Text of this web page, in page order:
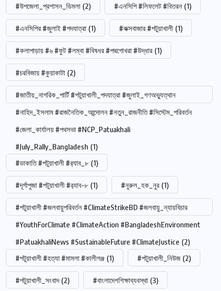
#উপজেলা_প্রশাসন_ডিমলা (2) #এনসিপি #লিফলেট #বিতরন (1)
#এনসিপির #জুলাই #পদযাত্রা (1) #কক্সবাজার #পটুয়াখালী (1)
#কলাপাড়ায় #৬ #ফুট #লম্বা #বিষধর #পদ্মগোখরা #উদ্ধার (1)
#চরবিজায় #কুয়াকাটা (2)
#জাতীয়_নাগরিক_পার্টি #পটুয়াখালী_পদযাত্রা #জুলাই_গণঅভ্যুত্থান
#নাহিদ_ইসলাম #রাজনৈতিক_আন্দোলন #নতুন_রাজনীতি #সিস্টেম_পরিবর্তন
#জেলা_কার্যালয় #পথসভা #NCP_Patuakhali
#July_Rally_Bangladesh (1)
#ডাকাতি #পটুয়াখালী #র‍্যাব_৮ (1)
#দূর্গাপুজা #পটুয়াখালী #র‍্যাব-৮ (1) #নুরুল_হক_নুর (1)
#পটুয়াখালী #জলবায়ুপরিবর্তন #ClimateStrikeBD #জলবায়ু_ন্যায়বিচার
#YouthForClimate #ClimateAction #BangladeshEnvironment
#PatuakhaliNews #SustainableFuture #ClimateJustice (2)
#পটুয়াখালী #হত্যা #মামলা #কালীগঞ্জ (1) #পটুয়াখালী_নিউজ (2)
#পটুয়াখালী_সংবাদ (2) #বাংলাদেশশিক্ষাব্যবস্থা (3)